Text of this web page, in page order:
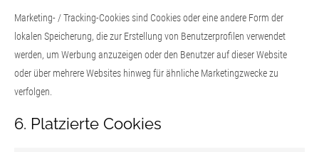
Marketing- / Tracking-Cookies sind Cookies oder eine andere Form der
lokalen Speicherung, die zur Erstellung von Benutzerprofilen verwendet
werden, um Werbung anzuzeigen oder den Benutzer auf dieser Website
oder über mehrere Websites hinweg für ähnliche Marketingzwecke zu
verfolgen.
6. Platzierte Cookies